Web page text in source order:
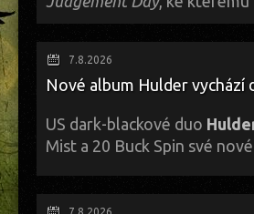
7.8.2026
Nové album Hulder vychází
US dark-blackové duo
Mist a 20 Buck Spin své